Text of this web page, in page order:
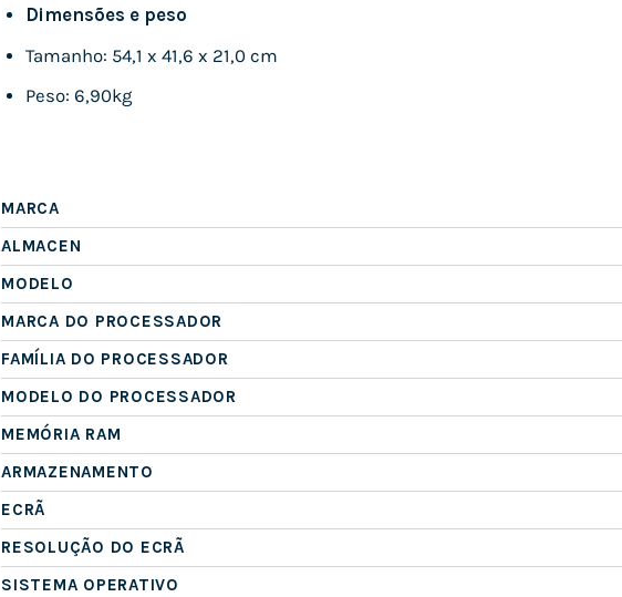
Dimensões e peso
Tamanho: 54,1 x 41,6 x 21,0 cm
Peso: 6,90kg
MARCA
ALMACEN
MODELO
MARCA DO PROCESSADOR
FAMÍLIA DO PROCESSADOR
MODELO DO PROCESSADOR
MEMÓRIA RAM
ARMAZENAMENTO
ECRÃ
RESOLUÇÃO DO ECRÃ
SISTEMA OPERATIVO